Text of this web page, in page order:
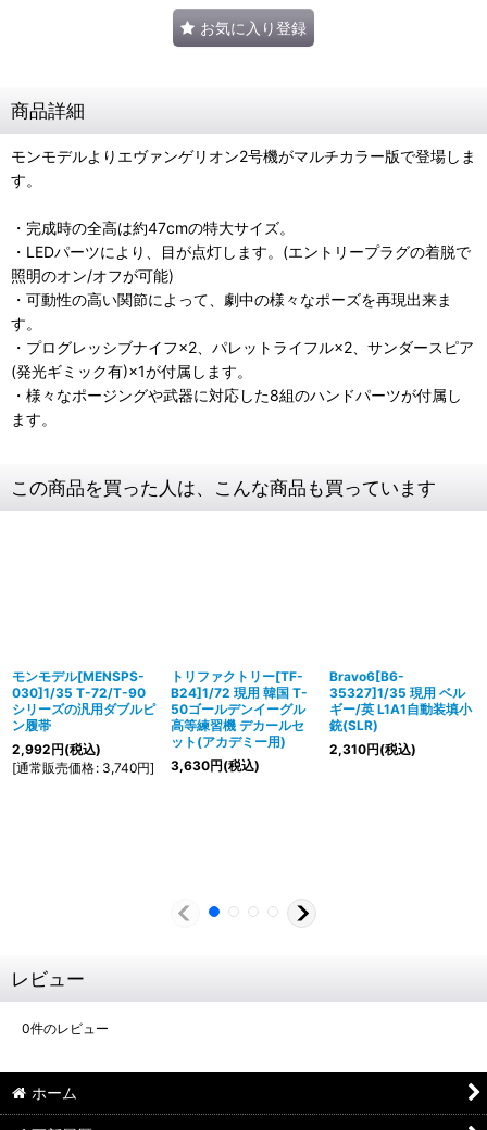
お気に入り登録
商品詳細
モンモデルよりエヴァンゲリオン2号機がマルチカラー版で登場しま
す。
・完成時の全高は約47cmの特大サイズ。
・LEDパーツにより、目が点灯します。(エントリープラグの着脱で
照明のオン/オフが可能)
・可動性の高い関節によって、劇中の様々なポーズを再現出来ま
す。
・プログレッシブナイフ×2、パレットライフル×2、サンダースピア
(発光ギミック有)×1が付属します。
・様々なポージングや武器に対応した8組のハンドパーツが付属し
ます。
この商品を買った人は、こんな商品も買っています
モンモデル[MENSPS-
030]1/35 T-72/T-90
シリーズの汎用ダブルピ
ン履帯
2,992円(税込)
[通常販売価格: 3,740円]
トリファクトリー[TF-
B24]1/72 現用 韓国 T-
50ゴールデンイーグル
高等練習機 デカールセ
ット(アカデミー用)
3,630円(税込)
Bravo6[B6-
35327]1/35 現用 ベル
ギー/英 L1A1自動装填小
銃(SLR)
2,310円(税込)
レビュー
0件のレビュー
ホーム